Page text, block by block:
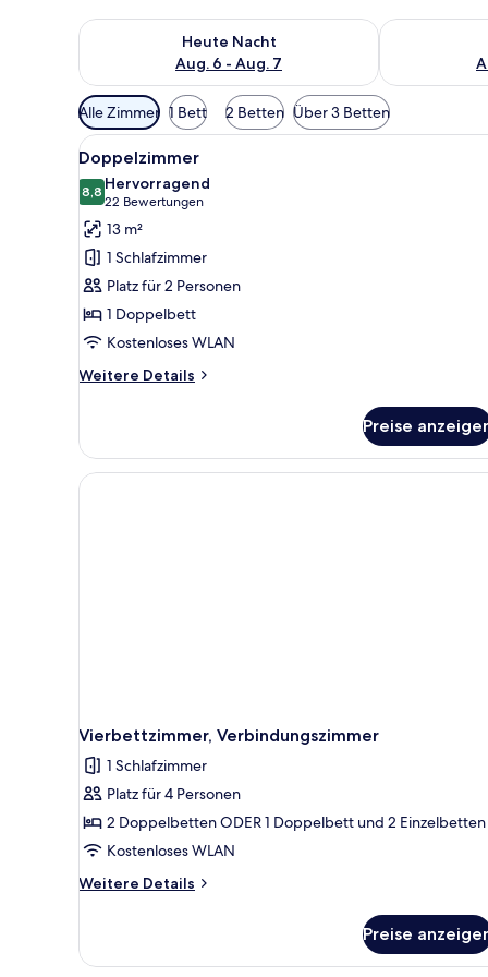
Heute Nacht
Aug. 6 - Aug. 7
Überprüfe die Verfügbarkeit für heute Nacht, Aug. 6
Überprüfe
Verfügbare
Filter
für
Zimmer
Alle Zimmer 1 Bett 2 Betten Über 3 Betten
Alle
Fotos
für
Doppelzimmer
anzeigen
Ein Hotelzimmer mit Bett,
9
Doppelzimmer
8,88,8 von 10
Hervorragend
22 Bewertungen
(22
Bewertungen)
13 m²
1 Schlafzimmer
Platz für 2 Personen
1 Doppelbett
Kostenloses WLAN
Weitere Details
Weitere
Preise
Vierbettzimmer, Verbindungszimmer
1 Schlafzimmer
Platz für 4 Personen
2 Doppelbetten ODER 1 Doppelbett und 2 Einzelbetten
Kostenloses WLAN
Weitere Details
Weitere
Verbindungszimmer
Preise